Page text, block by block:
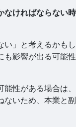
なければならない時
い」と考えるかもし
も影響が出る可能性
性がある場合は、
ないため、本業と副